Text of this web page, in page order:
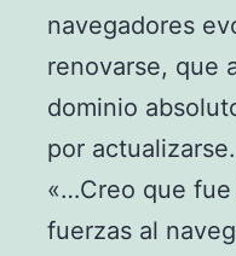
navegadores
renovarse, que
dominio
por actualizarse.
«…Creo que
fuerzas al